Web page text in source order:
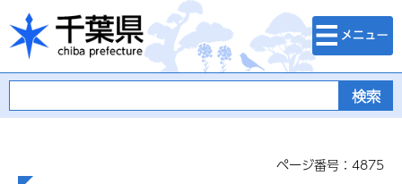
千葉県
検索・メニュ
ー
ページ番号：4875